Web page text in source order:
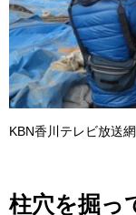
KBN香川テレビ放送
柱穴を掘っ